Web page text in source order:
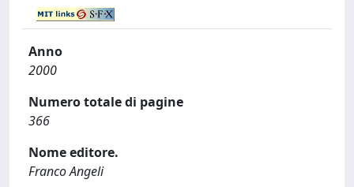
Anno
2000
Numero totale di pagine
366
Nome editore.
Franco Angeli